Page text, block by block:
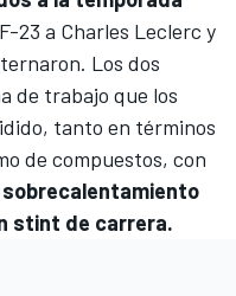
23 a Charles Leclerc y
Los dos
de trabajo que los
tanto en términos
de compuestos, con
stint de carrera.